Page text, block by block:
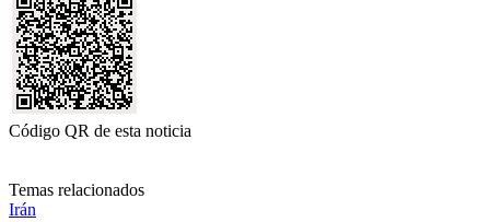
Código QR de esta noticia
Temas relacionados
Irán